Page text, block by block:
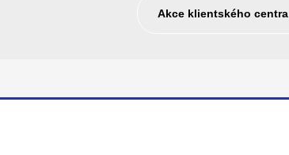
Akce klientského centra